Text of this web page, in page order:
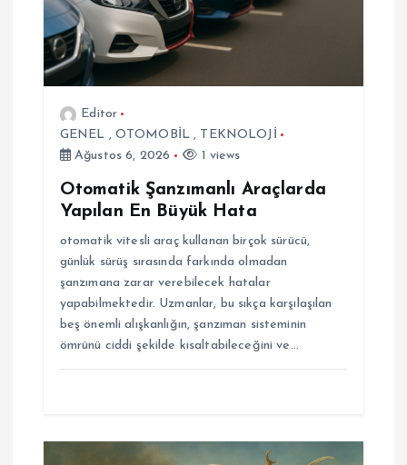
n
m
Editor
GENEL , OTOMOBİL , TEKNOLOJİ
Ağustos 6, 2026
1 views
Otomatik Şanzımanlı Araçlarda
Yapılan En Büyük Hata
otomatik vitesli araç kullanan birçok sürücü,
günlük sürüş sırasında farkında olmadan
şanzımana zarar verebilecek hatalar
yapabilmektedir. Uzmanlar, bu sıkça karşılaşılan
beş önemli alışkanlığın, şanzıman sisteminin
ömrünü ciddi şekilde kısaltabileceğini ve…